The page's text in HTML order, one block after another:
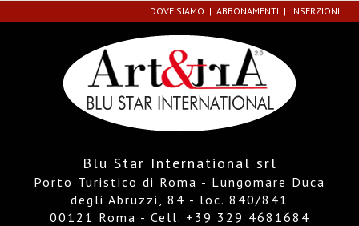
DOVE SIAMO ABBONAMENTI INSERZIONI
Blu Star International srl
Porto Turistico di Roma - Lungomare Duca
degli Abruzzi, 84 - loc. 840/841
00121 Roma - Cell. +39 329 4681684